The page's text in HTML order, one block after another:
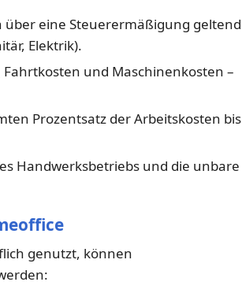
über eine Steuerermäßigung geltend
Elektrik).
Fahrtkosten und Maschinenkosten –
Prozentsatz der Arbeitskosten bis
Handwerksbetriebs und die unbare
genutzt, können